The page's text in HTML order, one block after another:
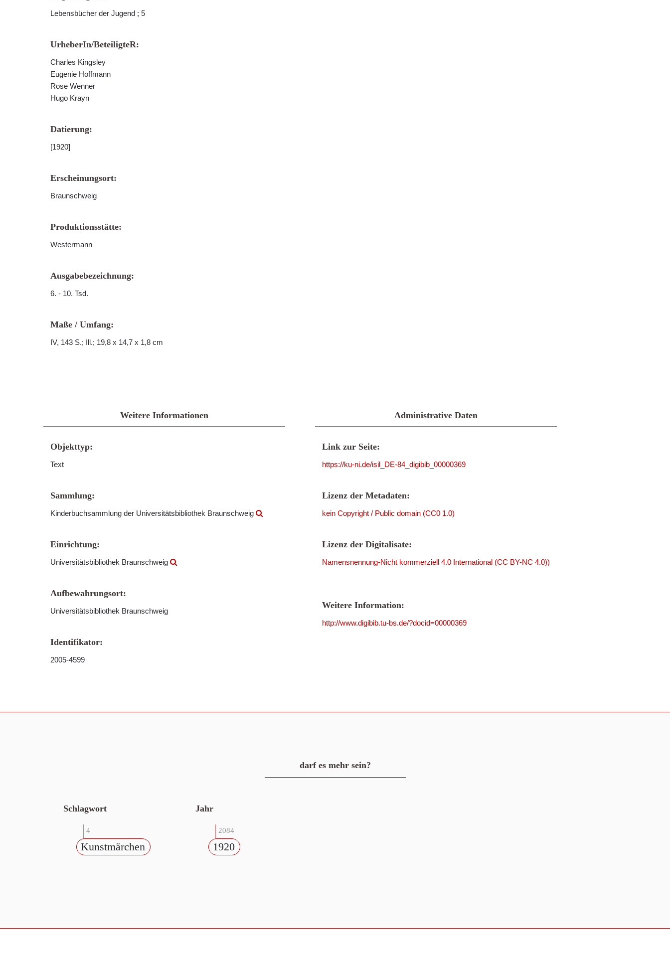
Lebensbücher der Jugend ; 5
UrheberIn/BeteiligteR:
Charles Kingsley
Eugenie Hoffmann
Rose Wenner
Hugo Krayn
Datierung:
[1920]
Erscheinungsort:
Braunschweig
Produktionsstätte:
Westermann
Ausgabebezeichnung:
6. - 10. Tsd.
Maße / Umfang:
IV, 143 S.; Ill.; 19,8 x 14,7 x 1,8 cm
Weitere Informationen
Objekttyp:
Text
Sammlung:
Kinderbuchsammlung der Universitätsbibliothek Braunschweig
Einrichtung:
Universitätsbibliothek Braunschweig
Aufbewahrungsort:
Universitätsbibliothek Braunschweig
Identifikator:
2005-4599
Administrative Daten
Link zur Seite:
https://ku-ni.de/isil_DE-84_digibib_00000369
Lizenz der Metadaten:
kein Copyright / Public domain (CC0 1.0)
Lizenz der Digitalisate:
Namensnennung-Nicht kommerziell 4.0 International (CC BY-NC 4.0))
Weitere Information:
http://www.digibib.tu-bs.de/?docid=00000369
darf es mehr sein?
Schlagwort
4
Kunstmärchen
Jahr
2084
1920